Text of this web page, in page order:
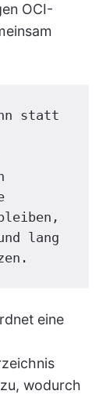
OCI-
statt
lang
eine
wodurch